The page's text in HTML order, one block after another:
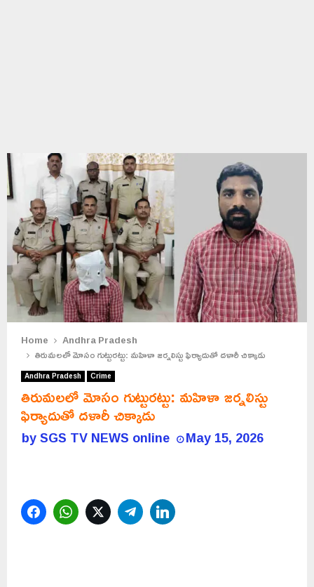
Home
Andhra Pradesh
తిరుమలలో మోసం గుట్టురట్టు: మహిళా జర్నలిస్టు ఫిర్యాదుతో దళారీ చిక్కాడు
Andhra Pradesh Crime
తిరుమలలో మోసం గుట్టురట్టు: మహిళా జర్నలిస్టు
ఫిర్యాదుతో దళారీ చిక్కాడు
bySGS TV NEWS online May 15, 2026
FacebookWhatsAppTwitterTelegram